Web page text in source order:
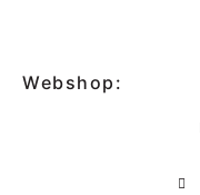
Webshop: